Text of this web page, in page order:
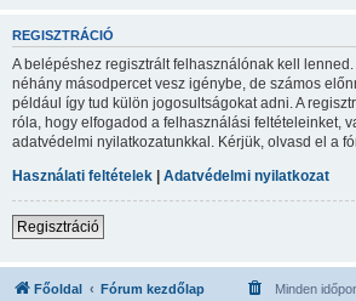
REGISZTRÁCIÓ
A belépéshez regisztrált felhasználónak kell
néhány másodpercet vesz igénybe, de számos
például így tud külön jogosultságokat adni. A
róla, hogy elfogadod a felhasználási feltételeinket,
adatvédelmi nyilatkozatunkkal. Kérjük, olvasd el a
Használati feltételek | Adatvédelmi nyilatkozat
Regisztráció
Főoldal Fórum kezdőlap Minden